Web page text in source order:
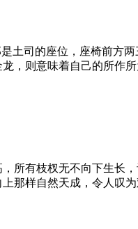
土司的座位，座椅前方
则意味着自己的所作
所有枝杈无不向下生长
那样自然天成，令人叹为